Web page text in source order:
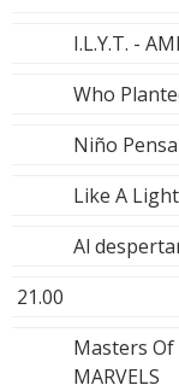
I.L.Y.T. -
Who
Niño
Like A
Al
21.00
Masters Of
MARVELS